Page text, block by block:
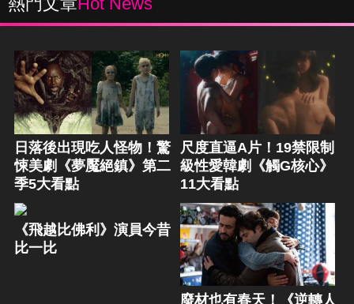
日落後出現吃人怪物！驚
悚美劇《夢魘絕鎮》第二
季5大看點
尺度直逼A片！19禁限制
級性愛韓劇《觸G核心》
11大看點
《飛越比佛利》演員今昔
比一比
廢材也有春天！《逆轉人